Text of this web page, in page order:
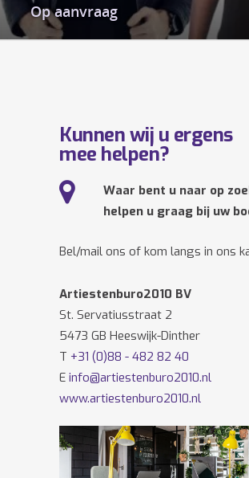
Op aanvraag
Kunnen wij u ergens
mee helpen?
Waar bent u naar op
helpen u graag bij uw
Bel/mail ons of kom langs in ons
Artiestenburo2010 BV
St. Servatiusstraat 2
5473 GB Heeswijk-Dinther
T +31 (0)88 - 482 82 40
E info@artiestenburo2010.nl
www.artiestenburo2010.nl
Volg ons ook opFacebooken